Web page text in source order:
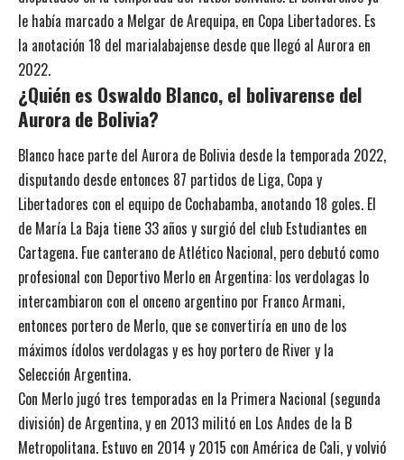
le había marcado a Melgar de Arequipa, en Copa Libertadores. Es
la anotación 18 del marialabajense desde que llegó al Aurora en
2022.
¿Quién es Oswaldo Blanco, el bolivarense del
Aurora de Bolivia?
Blanco hace parte del Aurora de Bolivia desde la temporada 2022,
disputando desde entonces 87 partidos de Liga, Copa y
Libertadores con el equipo de Cochabamba, anotando 18 goles. El
de María La Baja tiene 33 años y surgió del club Estudiantes en
Cartagena. Fue canterano de Atlético Nacional, pero debutó como
profesional con Deportivo Merlo en Argentina: los verdolagas lo
intercambiaron con el onceno argentino por Franco Armani,
entonces portero de Merlo, que se convertiría en uno de los
máximos ídolos verdolagas y es hoy portero de River y la
Selección Argentina.
Con Merlo jugó tres temporadas en la Primera Nacional (segunda
división) de Argentina, y en 2013 militó en Los Andes de la B
Metropolitana. Estuvo en 2014 y 2015 con América de Cali, y volvió